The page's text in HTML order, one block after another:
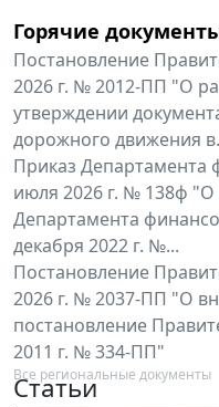
Горячие
Постановление
2026 г. № 2012-ПП "О
утверждении
дорожного движения
Приказ Департамента
июля 2026 г. № 138ф "О
Департамента
декабря 2022 г. №...
Постановление
2026 г. № 2037-ПП "О
постановление
2011 г. № 334-ПП"
Все региональные документы
Статьи